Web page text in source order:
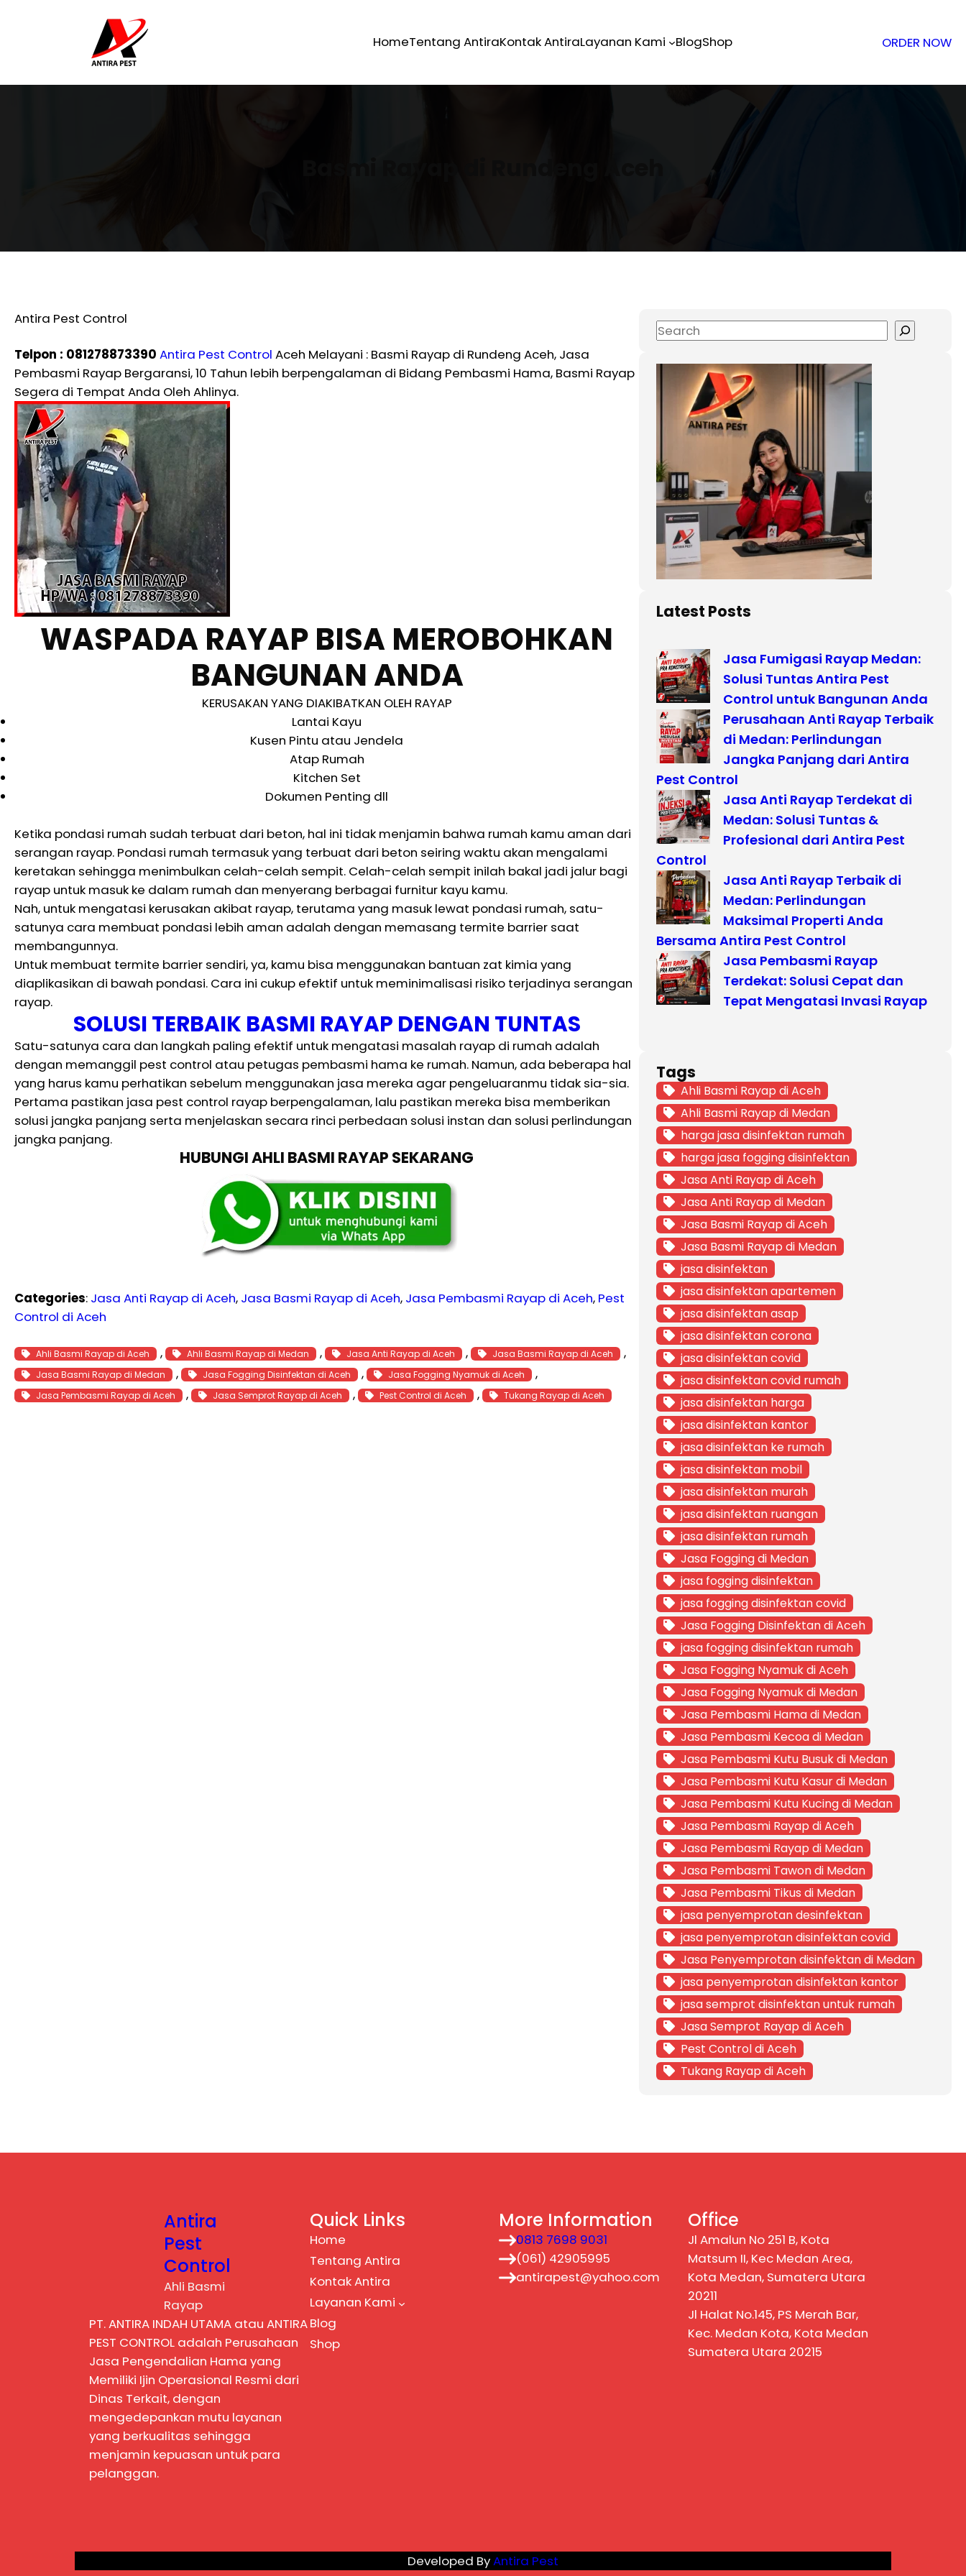
HomeTentang AntiraKontak AntiraLayanan Kami BlogShop ORDER NOW
Antira Pest Control
Telpon : 081278873390 Antira Pest Control Aceh Melayani : Basmi Rayap di Rundeng Aceh, Jasa
Pembasmi Rayap Bergaransi, 10 Tahun lebih berpengalaman di Bidang Pembasmi Hama, Basmi Rayap
Segera di Tempat Anda Oleh Ahlinya.
WASPADA RAYAP BISA MEROBOHKAN
BANGUNAN ANDA
KERUSAKAN YANG DIAKIBATKAN OLEH RAYAP
Lantai Kayu
Kusen Pintu atau Jendela
Atap Rumah
Kitchen Set
Dokumen Penting dll
Ketika pondasi rumah sudah terbuat dari beton, hal ini tidak menjamin bahwa rumah kamu aman dari
serangan rayap. Pondasi rumah termasuk yang terbuat dari beton seiring waktu akan mengalami
keretakan sehingga menimbulkan celah-celah sempit. Celah-celah sempit inilah bakal jadi jalur bagi
rayap untuk masuk ke dalam rumah dan menyerang berbagai furnitur kayu kamu.
Nah, untuk mengatasi kerusakan akibat rayap, terutama yang masuk lewat pondasi rumah, satu-
satunya cara membuat pondasi lebih aman adalah dengan memasang termite barrier saat
membangunnya.
Untuk membuat termite barrier sendiri, ya, kamu bisa menggunakan bantuan zat kimia yang
diaplikasikan di bawah pondasi. Cara ini cukup efektif untuk meminimalisasi risiko terjadinya serangan
rayap.
SOLUSI TERBAIK BASMI RAYAP DENGAN TUNTAS
Satu-satunya cara dan langkah paling efektif untuk mengatasi masalah rayap di rumah adalah
dengan memanggil pest control atau petugas pembasmi hama ke rumah. Namun, ada beberapa hal
yang harus kamu perhatikan sebelum menggunakan jasa mereka agar pengeluaranmu tidak sia-sia.
Pertama pastikan jasa pest control rayap berpengalaman, lalu pastikan mereka bisa memberikan
solusi jangka panjang serta menjelaskan secara rinci perbedaan solusi instan dan solusi perlindungan
jangka panjang.
HUBUNGI AHLI BASMI RAYAP SEKARANG
Categories: Jasa Anti Rayap di Aceh, Jasa Basmi Rayap di Aceh, Jasa Pembasmi Rayap di Aceh, Pest
Control di Aceh
Ahli Basmi Rayap di Aceh , Ahli Basmi Rayap di Medan , Jasa Anti Rayap di Aceh , Jasa Basmi Rayap di Aceh ,
Jasa Basmi Rayap di Medan , Jasa Fogging Disinfektan di Aceh , Jasa Fogging Nyamuk di Aceh ,
Jasa Pembasmi Rayap di Aceh , Jasa Semprot Rayap di Aceh , Pest Control di Aceh , Tukang Rayap di Aceh
Latest Posts
Jasa Fumigasi Rayap Medan:
Solusi Tuntas Antira Pest
Control untuk Bangunan Anda
Perusahaan Anti Rayap Terbaik
di Medan: Perlindungan
Jangka Panjang dari Antira
Pest Control
Jasa Anti Rayap Terdekat di
Medan: Solusi Tuntas &
Profesional dari Antira Pest
Control
Jasa Anti Rayap Terbaik di
Medan: Perlindungan
Maksimal Properti Anda
Bersama Antira Pest Control
Jasa Pembasmi Rayap
Terdekat: Solusi Cepat dan
Tepat Mengatasi Invasi Rayap
Tags
Ahli Basmi Rayap di Aceh
Ahli Basmi Rayap di Medan
harga jasa disinfektan rumah
harga jasa fogging disinfektan
Jasa Anti Rayap di Aceh
Jasa Anti Rayap di Medan
Jasa Basmi Rayap di Aceh
Jasa Basmi Rayap di Medan
jasa disinfektan
jasa disinfektan apartemen
jasa disinfektan asap
jasa disinfektan corona
jasa disinfektan covid
jasa disinfektan covid rumah
jasa disinfektan harga
jasa disinfektan kantor
jasa disinfektan ke rumah
jasa disinfektan mobil
jasa disinfektan murah
jasa disinfektan ruangan
jasa disinfektan rumah
Jasa Fogging di Medan
jasa fogging disinfektan
jasa fogging disinfektan covid
Jasa Fogging Disinfektan di Aceh
jasa fogging disinfektan rumah
Jasa Fogging Nyamuk di Aceh
Jasa Fogging Nyamuk di Medan
Jasa Pembasmi Hama di Medan
Jasa Pembasmi Kecoa di Medan
Jasa Pembasmi Kutu Busuk di Medan
Jasa Pembasmi Kutu Kasur di Medan
Jasa Pembasmi Kutu Kucing di Medan
Jasa Pembasmi Rayap di Aceh
Jasa Pembasmi Rayap di Medan
Jasa Pembasmi Tawon di Medan
Jasa Pembasmi Tikus di Medan
jasa penyemprotan desinfektan
jasa penyemprotan disinfektan covid
Jasa Penyemprotan disinfektan di Medan
jasa penyemprotan disinfektan kantor
jasa semprot disinfektan untuk rumah
Jasa Semprot Rayap di Aceh
Pest Control di Aceh
Tukang Rayap di Aceh
Antira
Pest
Control
Ahli Basmi
Rayap
PT. ANTIRA INDAH UTAMA atau ANTIRA
PEST CONTROL adalah Perusahaan
Jasa Pengendalian Hama yang
Memiliki Ijin Operasional Resmi dari
Dinas Terkait, dengan
mengedepankan mutu layanan
yang berkualitas sehingga
menjamin kepuasan untuk para
pelanggan.
Quick Links
Home
Tentang Antira
Kontak Antira
Layanan Kami
Blog
Shop
More Information
0813 7698 9031
(061) 42905995
antirapest@yahoo.com
Office
Jl Amalun No 251 B, Kota
Matsum II, Kec Medan Area,
Kota Medan, Sumatera Utara
20211
Jl Halat No.145, PS Merah Bar,
Kec. Medan Kota, Kota Medan
Sumatera Utara 20215
Developed ByAntira Pest